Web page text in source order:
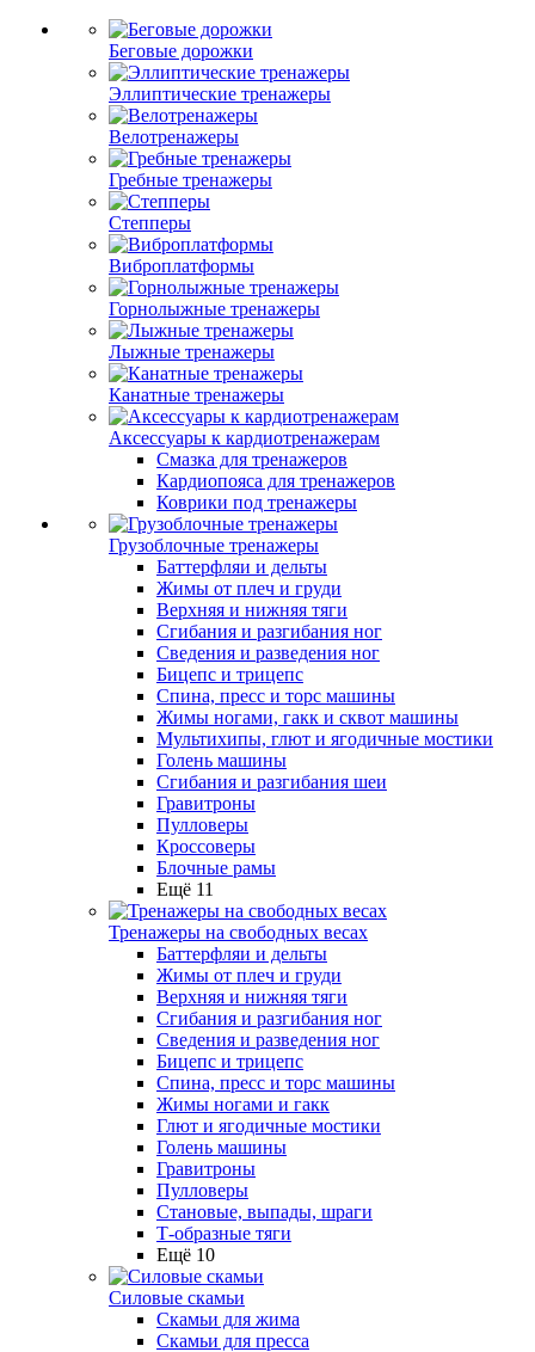
Беговые дорожки
Эллиптические тренажеры
Велотренажеры
Гребные тренажеры
Степперы
Виброплатформы
Горнолыжные тренажеры
Лыжные тренажеры
Канатные тренажеры
Аксессуары к кардиотренажерам
Смазка для тренажеров
Кардиопояса для тренажеров
Коврики под тренажеры
Грузоблочные тренажеры
Баттерфляи и дельты
Жимы от плеч и груди
Верхняя и нижняя тяги
Сгибания и разгибания ног
Сведения и разведения ног
Бицепс и трицепс
Спина, пресс и торс машины
Жимы ногами, гакк и сквот машины
Мультихипы, глют и ягодичные мостики
Голень машины
Сгибания и разгибания шеи
Гравитроны
Пулловеры
Кроссоверы
Блочные рамы
Ещё 11
Тренажеры на свободных весах
Баттерфляи и дельты
Жимы от плеч и груди
Верхняя и нижняя тяги
Сгибания и разгибания ног
Сведения и разведения ног
Бицепс и трицепс
Спина, пресс и торс машины
Жимы ногами и гакк
Глют и ягодичные мостики
Голень машины
Гравитроны
Пулловеры
Становые, выпады, шраги
Т-образные тяги
Ещё 10
Силовые скамьи
Скамьи для жима
Скамьи для пресса